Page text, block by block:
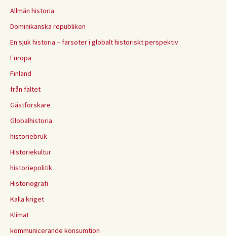
Allmän historia
Dominikanska republiken
En sjuk historia – farsoter i globalt historiskt perspektiv
Europa
Finland
från fältet
Gästforskare
Globalhistoria
historiebruk
Historiekultur
historiepolitik
Historiografi
Kalla kriget
Klimat
kommunicerande konsumtion